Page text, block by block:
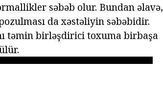
səbəb olur. Bundan əlavə,
da xəstəliyin səbəbidir.
təmin birləşdirici toxuma birbaşa